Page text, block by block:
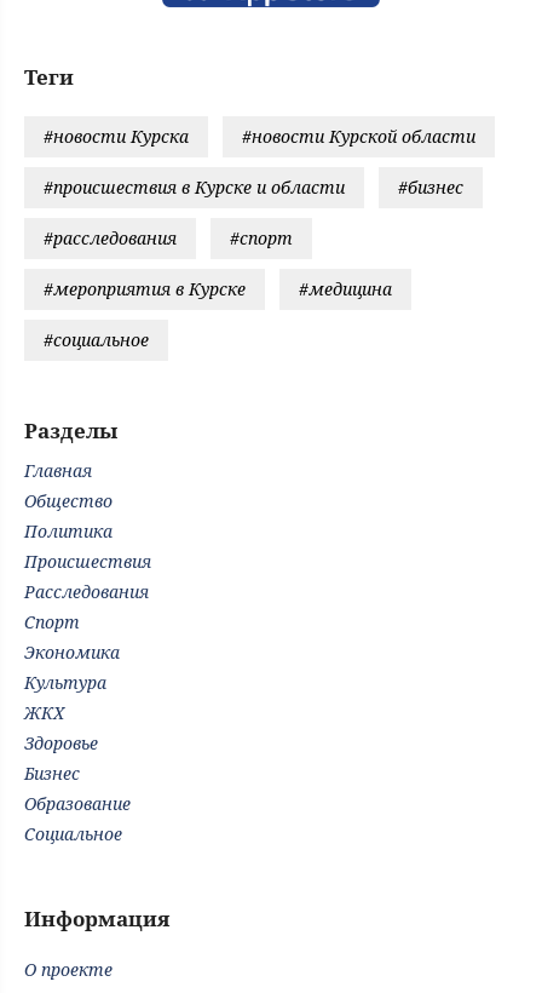
Теги
#новости Курска #новости Курской области
#происшествия в Курске и области #бизнес
#расследования #спорт
#мероприятия в Курске #медицина
#социальное
Разделы
Главная
Общество
Политика
Происшествия
Расследования
Спорт
Экономика
Культура
ЖКХ
Здоровье
Бизнес
Образование
Социальное
Информация
О проекте